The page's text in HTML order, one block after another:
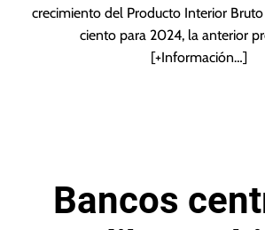
crecimiento del Producto Interior Bruto
ciento para 2024, la anterior
[+Información…]
Bancos